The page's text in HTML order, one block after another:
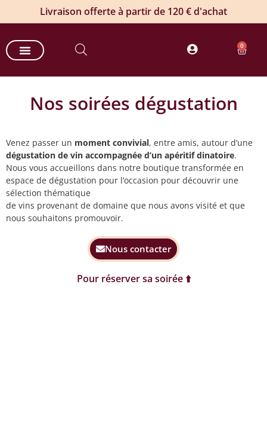
Livraison offerte à partir de 120 € d'achat
0
Nos soirées dégustation
Venez passer un moment convivial, entre amis, autour d’une
dégustation de vin accompagnée d’un apéritif dinatoire.
Nous vous accueillons dans notre boutique transformée en
espace de dégustation pour l’occasion pour découvrir une
sélection thématique
de vins provenant de domaine que nous avons visité et que
nous souhaitons promouvoir.
Nous contacter
Pour réserver sa soirée ⬆️